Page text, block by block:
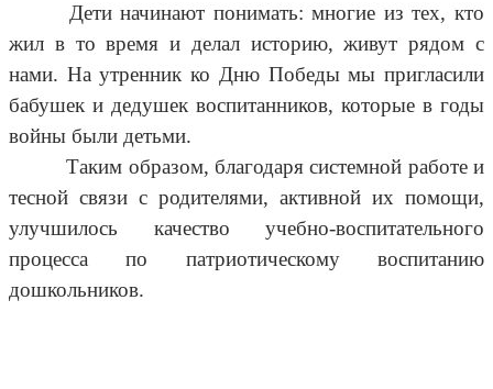
Дети начинают понимать: многие из тех, кто
жил в то время и делал историю, живут рядом с
нами. На утренник ко Дню Победы мы пригласили
бабушек и дедушек воспитанников, которые в годы
войны были детьми.
Таким образом, благодаря системной работе и
тесной связи с родителями, активной их помощи,
улучшилось качество учебно-воспитательного
процесса по патриотическому воспитанию
дошкольников.